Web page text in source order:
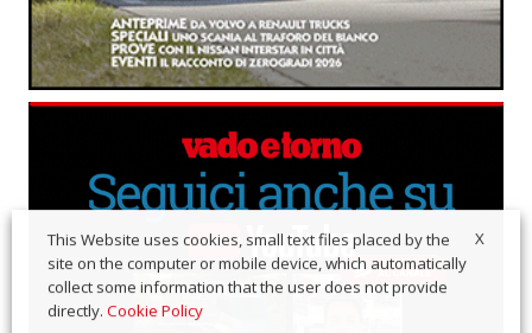
X
This Website uses cookies, small text files placed by the
site on the computer or mobile device, which automatically
collect some information that the user does not provide
directly. Cookie Policy